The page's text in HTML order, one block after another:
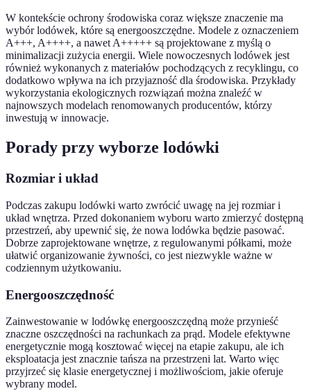
W kontekście ochrony środowiska coraz większe znaczenie ma
wybór lodówek, które są energooszczędne. Modele z oznaczeniem
A+++, A++++, a nawet A+++++ są projektowane z myślą o
minimalizacji zużycia energii. Wiele nowoczesnych lodówek jest
również wykonanych z materiałów pochodzących z recyklingu, co
dodatkowo wpływa na ich przyjazność dla środowiska. Przykłady
wykorzystania ekologicznych rozwiązań można znaleźć w
najnowszych modelach renomowanych producentów, którzy
inwestują w innowacje.
Porady przy wyborze lodówki
Rozmiar i układ
Podczas zakupu lodówki warto zwrócić uwagę na jej rozmiar i
układ wnętrza. Przed dokonaniem wyboru warto zmierzyć dostępną
przestrzeń, aby upewnić się, że nowa lodówka będzie pasować.
Dobrze zaprojektowane wnętrze, z regulowanymi półkami, może
ułatwić organizowanie żywności, co jest niezwykle ważne w
codziennym użytkowaniu.
Energooszczędność
Zainwestowanie w lodówkę energooszczędną może przynieść
znaczne oszczędności na rachunkach za prąd. Modele efektywne
energetycznie mogą kosztować więcej na etapie zakupu, ale ich
eksploatacja jest znacznie tańsza na przestrzeni lat. Warto więc
przyjrzeć się klasie energetycznej i możliwościom, jakie oferuje
wybrany model.